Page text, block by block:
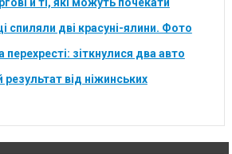
спиляли дві красуні-ялини. Фото
перехресті: зіткнулися два авто
результат від ніжинських